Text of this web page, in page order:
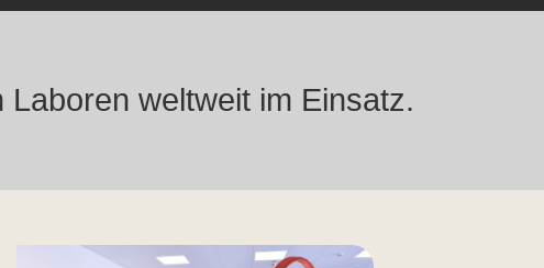
weltweit im Einsatz.